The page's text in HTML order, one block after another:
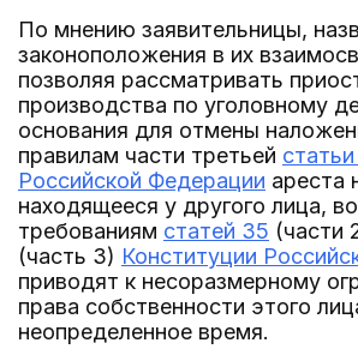
По мнению заявительницы,
законоположения в их
позволяя рассматривать
производства по уголовному
основания для отмены
правилам части третьей
Российской Федерации ареста
находящееся у другого лица,
требованиям статей 35 (части
(часть 3) Конституции
приводят к несоразмерному
права собственности этого
неопределенное время.